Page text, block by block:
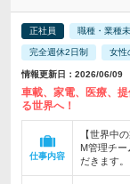
正社員 職種・業種
完全週休2日制 女性
情報更新日：2026/06/09
車載、家電、医療、
る世界へ！
仕事内容
【世界中
M管理チ
だきます。